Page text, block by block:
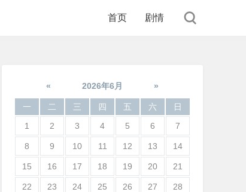
首页 剧情
« 2026年6月 »
一 二 三 四 五 六
日
1
2 3 4 5 6 7
8 9 10 11 12 13 14
15 16 17 18 19 20 21
22 23 24 25 26 27 28